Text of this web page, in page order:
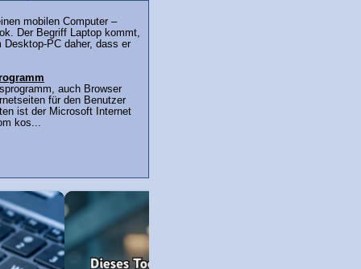
mobilen Computer –
Der Begriff Laptop kommt,
Desktop-PC daher, dass er
auch Browser
für den Benutzer
ist der Microsoft Internet
kos...